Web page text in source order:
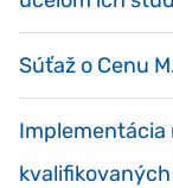
Súťaž o Cenu